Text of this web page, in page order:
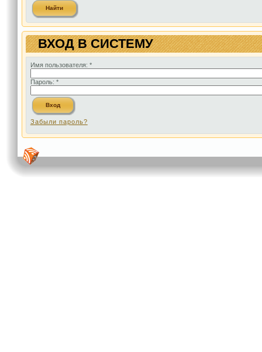
ВХОД В СИСТЕМУ
Имя пользователя: *
Пароль: *
Забыли пароль?